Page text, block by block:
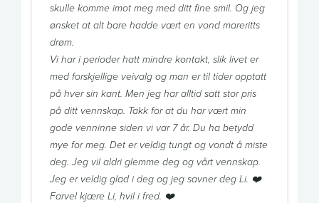
skulle komme imot meg med ditt fine smil. Og jeg
ønsket at alt bare hadde vært en vond mareritts
drøm.
Vi har i perioder hatt mindre kontakt, slik livet er
med forskjellige veivalg og man er til tider opptatt
på hver sin kant. Men jeg har alltid satt stor pris
på ditt vennskap. Takk for at du har vært min
gode venninne siden vi var 7 år. Du ha betydd
mye for meg. Det er veldig tungt og vondt å miste
deg. Jeg vil aldri glemme deg og vårt vennskap.
Jeg er veldig glad i deg og jeg savner deg Li. ❤️
Farvel kjære Li, hvil i fred. ❤️